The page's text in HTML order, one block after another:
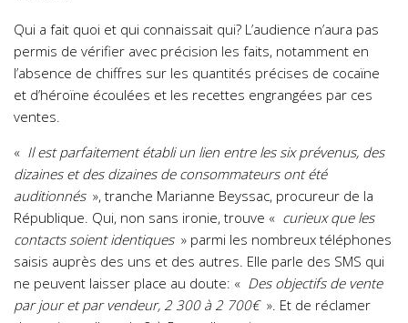
Qui a fait quoi et qui connaissait qui? L’audience n’aura pas
permis de vérifier avec précision les faits, notamment en
l’absence de chiffres sur les quantités précises de cocaïne
et d’héroïne écoulées et les recettes engrangées par ces
ventes.
« Il est parfaitement établi un lien entre les six prévenus, des
dizaines et des dizaines de consommateurs ont été
auditionnés», tranche Marianne Beyssac, procureur de la
République. Qui, non sans ironie, trouve « curieux que les
contacts soient identiques» parmi les nombreux téléphones
saisis auprès des uns et des autres. Elle parle des SMS qui
ne peuvent laisser place au doute: « Des objectifs de vente
par jour et par vendeur, 2 300 à 2 700€». Et de réclamer